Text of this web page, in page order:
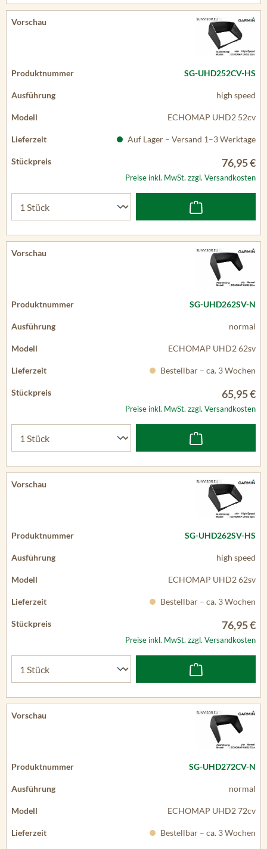
SG-UHD252CV-HS
high speed
ECHOMAP UHD2 52cv
Auf Lager – Versand 1–3 Werktage
76,95 €
Preise inkl. MwSt. zzgl. Versandkosten
SG-UHD262SV-N
normal
ECHOMAP UHD2 62sv
Bestellbar – ca. 3 Wochen
65,95 €
Preise inkl. MwSt. zzgl. Versandkosten
SG-UHD262SV-HS
high speed
ECHOMAP UHD2 62sv
Bestellbar – ca. 3 Wochen
76,95 €
Preise inkl. MwSt. zzgl. Versandkosten
SG-UHD272CV-N
normal
ECHOMAP UHD2 72cv
Bestellbar – ca. 3 Wochen